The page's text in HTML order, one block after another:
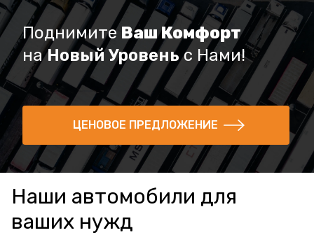
Поднимите Ваш Комфорт
наНовый Уровеньс Нами!
ЦЕНОВОЕ ПРЕДЛОЖЕНИЕ
Наши автомобили для
ваших нужд